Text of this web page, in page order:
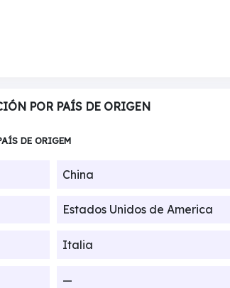
POR PAÍS DE ORIGEN
DE ORIGEM
China
Estados Unidos de America
Italia
—